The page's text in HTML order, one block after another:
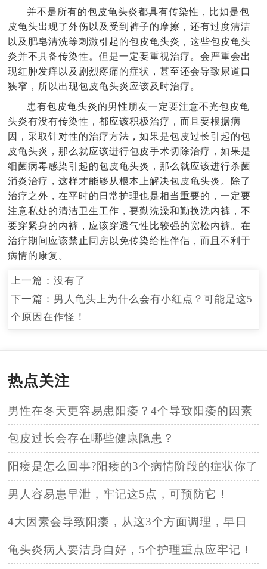
并不是所有的包皮龟头炎都具有传染性，比如是包
皮龟头出现了外伤以及受到裤子的摩擦，还有过度清洁
以及肥皂清洗等刺激引起的包皮龟头炎，这些包皮龟头
炎并不具备传染性。但是一定要重视治疗。会严重会出
现红肿发痒以及剧烈疼痛的症状，甚至还会导致尿道口
狭窄，所以出现包皮龟头炎应该及时治疗。
患有包皮龟头炎的男性朋友一定要注意不光包皮龟
头炎有没有传染性，都应该积极治疗，而且要根据病
因，采取针对性的治疗方法，如果是包皮过长引起的包
皮龟头炎，那么就应该进行包皮手术切除治疗，如果是
细菌病毒感染引起的包皮龟头炎，那么就应该进行杀菌
消炎治疗，这样才能够从根本上解决包皮龟头炎。除了
治疗之外，在平时的日常护理也是相当重要的，一定要
注意私处的清洁卫生工作，要勤洗澡和勤换洗内裤，不
要穿紧身的内裤，应该穿透气性比较强的宽松内裤。在
治疗期间应该禁止同房以免传染给性伴侣，而且不利于
病情的康复。
上一篇：没有了
下一篇： 男人龟头上为什么会有小红点？可能是这5
个原因在作怪！
热点关注
男性在冬天更容易患阳痿？4个导致阳痿的因素
不可忽视！
包皮过长会存在哪些健康隐患？
阳痿是怎么回事?阳痿的3个病情阶段的症状你了
解吗！
男人容易患早泄，牢记这5点，可预防它！
4大因素会导致阳痿，从这3个方面调理，早日
摆脱阳痿！
龟头炎病人要洁身自好，5个护理重点应牢记！